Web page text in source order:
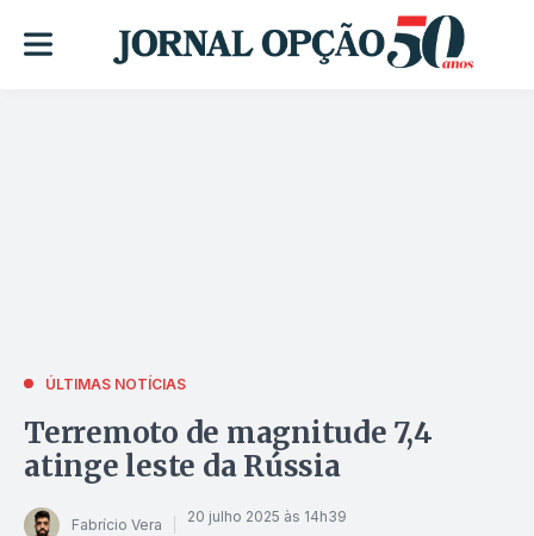
ÚLTIMAS NOTÍCIAS
Terremoto de magnitude 7,4
atinge leste da Rússia
Fabrício Vera 20 julho 2025 às 14h39